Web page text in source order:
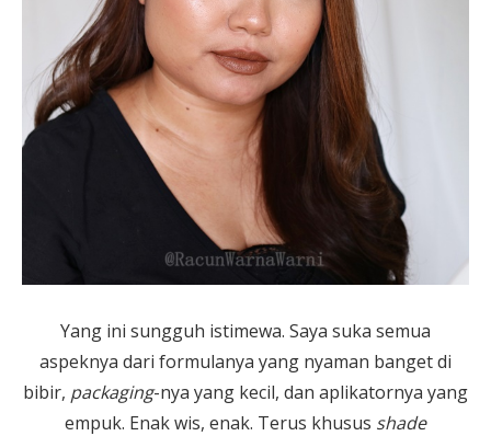
Yang ini sungguh istimewa. Saya suka semua
aspeknya dari formulanya yang nyaman banget di
bibir, packaging-nya yang kecil, dan aplikatornya yang
empuk. Enak wis, enak. Terus khusus shade